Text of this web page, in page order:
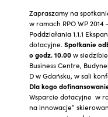
Zapraszamy na
w ramach RPO WP
Poddziałania 1.1.1
dotacyjne. Spotkanie
o godz. 10.00w
Business Centre,
D w Gdańsku, w sali
Dla kogo
Wsparcie dotacyjne w
na innowacje”